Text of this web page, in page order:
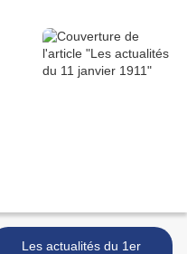
Les actualités du 1er